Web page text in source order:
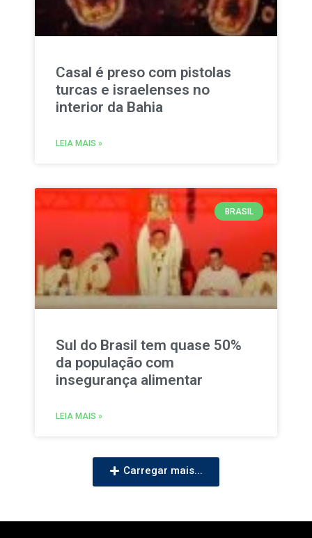
Casal é preso com pistolas
turcas e israelenses no
interior da Bahia
LEIA MAIS »
BRASIL
Sul do Brasil tem quase 50%
da população com
insegurança alimentar
LEIA MAIS »
Carregar mais...